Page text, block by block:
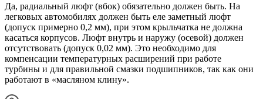
Да, радиальный люфт (вбок) обязательно должен быть. На
легковых автомобилях должен быть еле заметный люфт
(допуск примерно 0,2 мм), при этом крыльчатка не должна
касаться корпусов. Люфт внутрь и наружу (осевой) должен
отсутствовать (допуск 0,02 мм). Это необходимо для
компенсации температурных расширений при работе
турбины и для правильной смазки подшипников, так как они
работают в «масляном клину».